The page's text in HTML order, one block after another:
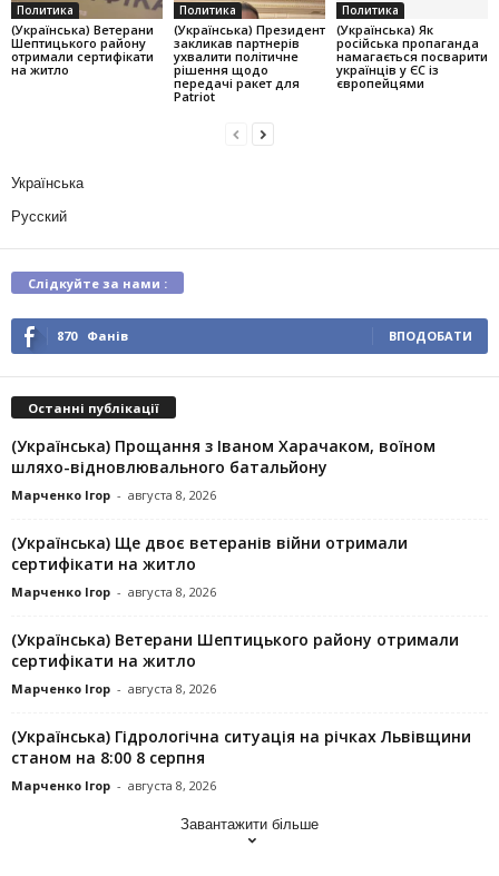
Политика
(Українська) Ветерани
Шептицького району
отримали сертифікати
на житло
Политика
(Українська) Президент
закликав партнерів
ухвалити політичне
рішення щодо
передачі ракет для
Patriot
Политика
(Українська) Як
російська пропаганда
намагається посварити
українців у ЄС із
європейцями
Українська
Русский
Слідкуйте за нами :
870 Фанів ВПОДОБАТИ
Останні публікації
(Українська) Прощання з Іваном Харачаком, воїном
шляхо-відновлювального батальйону
Марченко Ігор - августа 8, 2026
(Українська) Ще двоє ветеранів війни отримали
сертифікати на житло
Марченко Ігор - августа 8, 2026
(Українська) Ветерани Шептицького району отримали
сертифікати на житло
Марченко Ігор - августа 8, 2026
(Українська) Гідрологічна ситуація на річках Львівщини
станом на 8:00 8 серпня
Марченко Ігор - августа 8, 2026
Завантажити більше